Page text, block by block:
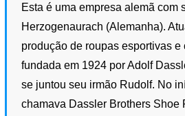
Esta é uma empresa alemã com
Herzogenaurach (Alemanha).
produção de roupas esportivas e
fundada em 1924 por Adolf
se juntou seu irmão Rudolf. No
chamava Dassler Brothers Shoe